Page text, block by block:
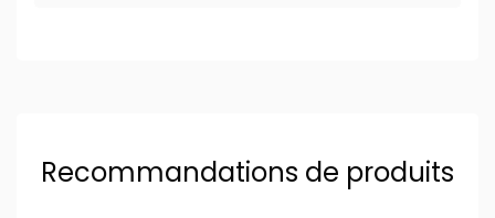
Recommandations de produits